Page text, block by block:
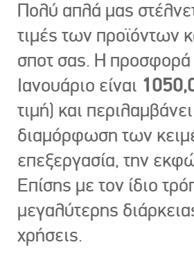
Πολύ απλά μας
τιμές των προϊόντων
σποτ σας. Η προσφορά
Ιανουάριο είναι
τιμή) και
διαμόρφωση των
επεξεργασία, την
Επίσης με τον ίδιο
μεγαλύτερης
χρήσεις.